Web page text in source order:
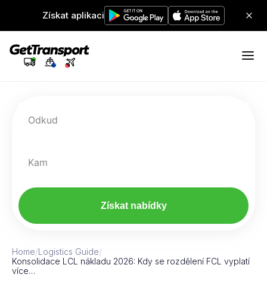
Získat aplikaci
Odkud
Kam
Získat nabídky
Home/Logistics Guide/
Konsolidace LCL nákladu 2026: Kdy se rozdělení FCL vyplatí
více…